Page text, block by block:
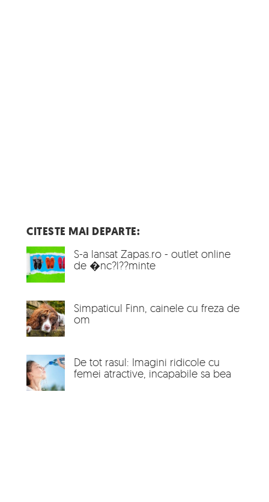
CITESTE MAI DEPARTE:
S-a lansat Zapas.ro - outlet online
de �nc?l??minte
Simpaticul Finn, cainele cu freza de
om
De tot rasul: Imagini ridicole cu
femei atractive, incapabile sa bea